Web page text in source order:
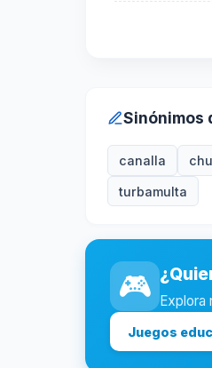
Sinónimos
canalla
turbamulta
🎮
Juegos